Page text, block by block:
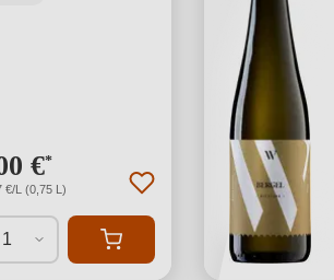
€*
€/L (0,75 L)
1